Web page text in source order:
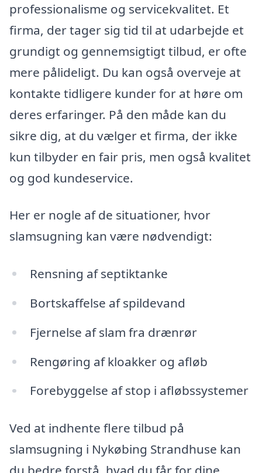
professionalisme og servicekvalitet. Et
firma, der tager sig tid til at udarbejde et
grundigt og gennemsigtigt tilbud, er ofte
mere pålideligt. Du kan også overveje at
kontakte tidligere kunder for at høre om
deres erfaringer. På den måde kan du
sikre dig, at du vælger et firma, der ikke
kun tilbyder en fair pris, men også kvalitet
og god kundeservice.
Her er nogle af de situationer, hvor
slamsugning kan være nødvendigt:
Rensning af septiktanke
Bortskaffelse af spildevand
Fjernelse af slam fra drænrør
Rengøring af kloakker og afløb
Forebyggelse af stop i afløbssystemer
Ved at indhente flere tilbud på
slamsugning i Nykøbing Strandhuse kan